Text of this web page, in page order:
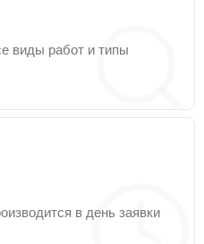
виды работ и типы
в день заявки